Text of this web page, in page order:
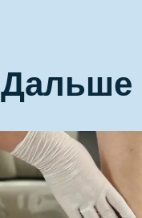
Дальше